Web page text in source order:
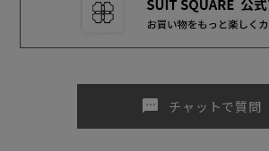
sms チャットで質問